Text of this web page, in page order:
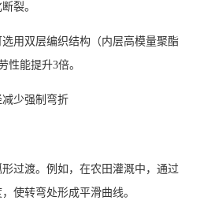
裂。
用双层编织结构（内层高模量聚酯
性能提升3倍。
少强制弯折
过渡。例如，在农田灌溉中，通过
使转弯处形成平滑曲线。